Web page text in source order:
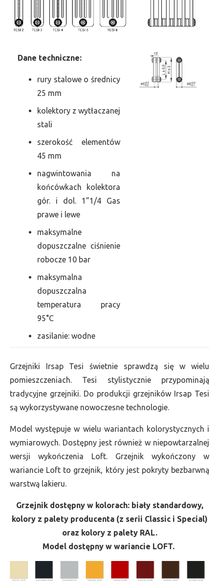
Dane techniczne:
rury stalowe o średnicy
25 mm
kolektory z wytłaczanej
stali
szerokość elementów
45 mm
nagwintowania na
końcówkach kolektora
gór. i dol. 1”1/4 Gas
prawe i lewe
maksymalne
dopuszczalne ciśnienie
robocze 10 bar
maksymalna
dopuszczalna
temperatura pracy
95°C
zasilanie: wodne
Grzejniki Irsap Tesi świetnie sprawdzą się w wielu
pomieszczeniach. Tesi stylistycznie przypominają
tradycyjne grzejniki. Do produkcji grzejników Irsap Tesi
są wykorzystywane nowoczesne technologie.
Model występuje w wielu wariantach kolorystycznych i
wymiarowych. Dostępny jest również w niepowtarzalnej
wersji wykończenia Loft. Grzejnik wykończony w
wariancie Loft to grzejnik, który jest pokryty bezbarwną
warstwą lakieru.
Grzejnik dostępny w kolorach: biały standardowy,
kolory z palety producenta (z serii Classic i Special)
oraz kolory z palety RAL.
Model dostępny w wariancie LOFT.